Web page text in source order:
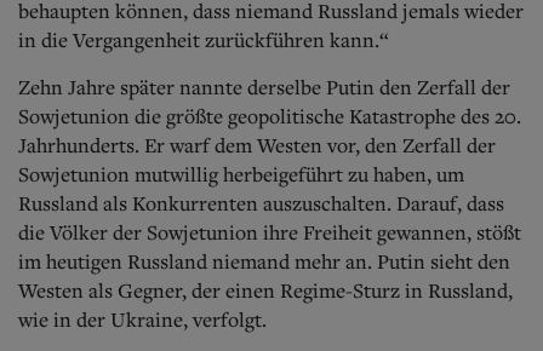
behaupten können, dass niemand Russland jemals wieder
in die Vergangenheit zurückführen kann.“
Zehn Jahre später nannte derselbe Putin den Zerfall der
Sowjetunion die größte geopolitische Katastrophe des 20.
Jahrhunderts. Er warf dem Westen vor, den Zerfall der
Sowjetunion mutwillig herbeigeführt zu haben, um
Russland als Konkurrenten auszuschalten. Darauf, dass
die Völker der Sowjetunion ihre Freiheit gewannen, stößt
im heutigen Russland niemand mehr an. Putin sieht den
Westen als Gegner, der einen Regime-Sturz in Russland,
wie in der Ukraine, verfolgt.